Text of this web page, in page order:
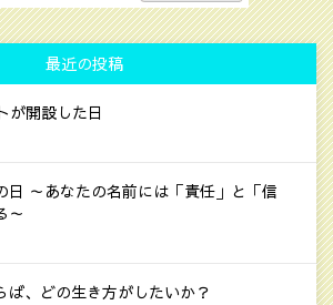
最近の投稿
が開設した日
日 ～あなたの名前には「責任」と「信
～
ば、どの生き方がしたいか？